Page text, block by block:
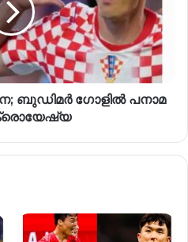
ബുഡിമർ ഗോളിൽ പനാമ